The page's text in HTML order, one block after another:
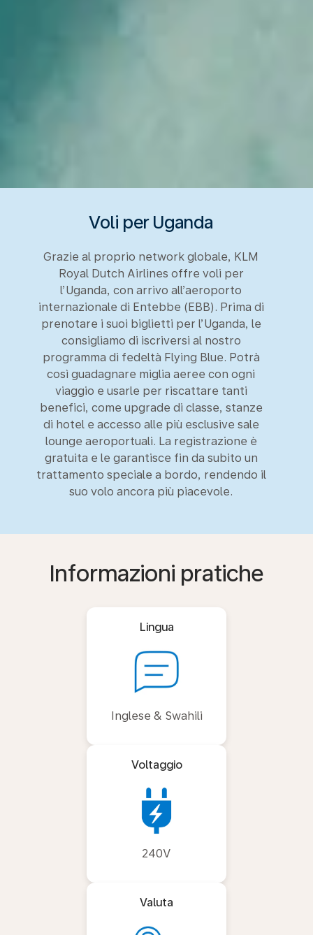
Voli per Uganda
Grazie al proprio network globale, KLM
Royal Dutch Airlines offre voli per
l’Uganda, con arrivo all’aeroporto
internazionale di Entebbe (EBB). Prima di
prenotare i suoi biglietti per l’Uganda, le
consigliamo di iscriversi al nostro
programma di fedeltà Flying Blue. Potrà
così guadagnare miglia aeree con ogni
viaggio e usarle per riscattare tanti
benefici, come upgrade di classe, stanze
di hotel e accesso alle più esclusive sale
lounge aeroportuali. La registrazione è
gratuita e le garantisce fin da subito un
trattamento speciale a bordo, rendendo il
suo volo ancora più piacevole.
Informazioni pratiche
Lingua
Inglese & Swahili
Voltaggio
240V
Valuta